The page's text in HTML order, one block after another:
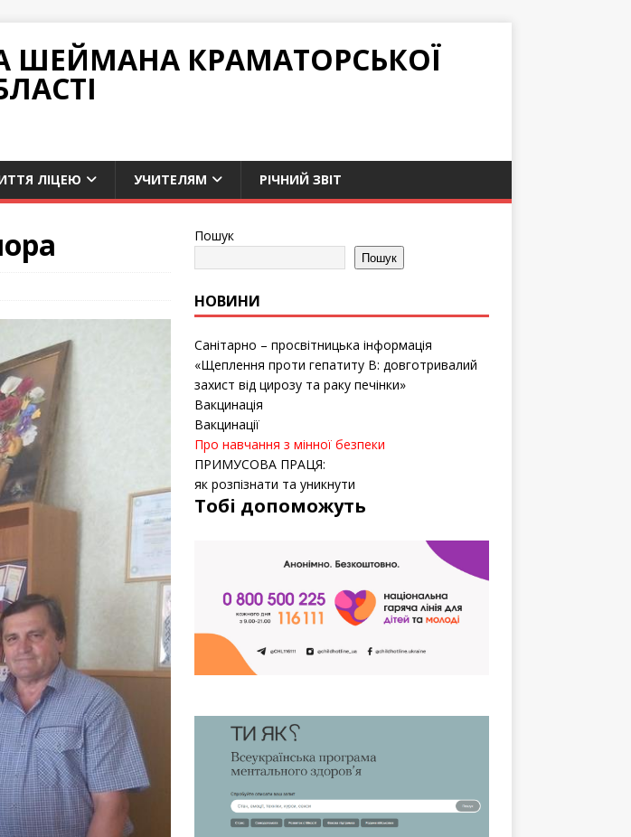
ШЕЙМАНА КРАМАТОРСЬКОЇ
ЛІЦЕЮ УЧИТЕЛЯМ РІЧНИЙ ЗВІТ
Пошук
Пошук
НОВИНИ
Санітарно – просвітницька інформація
«Щеплення проти гепатиту B: довготривалий
захист від цирозу та раку печінки»
Вакцинація
Вакцинації
Про навчання з мінної безпеки
ПРИМУСОВА ПРАЦЯ:
як розпізнати та уникнути
Тобі допоможуть